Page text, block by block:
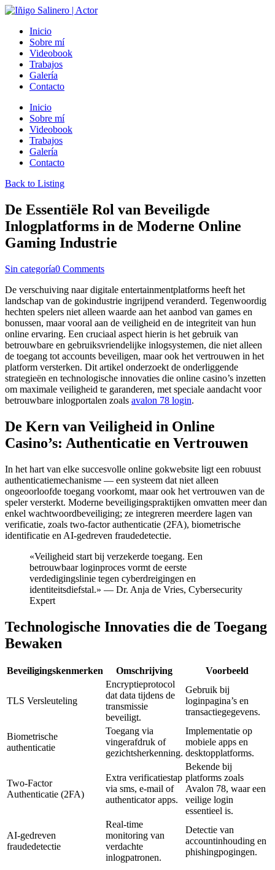
Inicio
Sobre mí
Videobook
Trabajos
Galería
Contacto
Inicio
Sobre mí
Videobook
Trabajos
Galería
Contacto
Back to Listing
De Essentiële Rol van Beveiligde
Inlogplatforms in de Moderne Online
Gaming Industrie
Sin categoría0 Comments
De verschuiving naar digitale entertainmentplatforms heeft het
landschap van de gokindustrie ingrijpend veranderd. Tegenwoordig
hechten spelers niet alleen waarde aan het aanbod van games en
bonussen, maar vooral aan de veiligheid en de integriteit van hun
online ervaring. Een cruciaal aspect hierin is het gebruik van
betrouwbare en gebruiksvriendelijke inlogsystemen, die niet alleen
de toegang tot accounts beveiligen, maar ook het vertrouwen in het
platform versterken. Dit artikel onderzoekt de onderliggende
strategieën en technologische innovaties die online casino’s inzetten
om maximale veiligheid te garanderen, met speciale aandacht voor
betrouwbare inlogportalen zoals avalon 78 login.
De Kern van Veiligheid in Online
Casino’s: Authenticatie en Vertrouwen
In het hart van elke succesvolle online gokwebsite ligt een robuust
authenticatiemechanisme — een systeem dat niet alleen
ongeoorloofde toegang voorkomt, maar ook het vertrouwen van de
speler versterkt. Moderne beveiligingspraktijken omvatten meer dan
enkel wachtwoordbeveiliging; ze integreren meerdere lagen van
verificatie, zoals two-factor authenticatie (2FA), biometrische
identificatie en AI-gedreven fraudedetectie.
«Veiligheid start bij verzekerde toegang. Een
betrouwbaar loginproces vormt de eerste
verdedigingslinie tegen cyberdreigingen en
identiteitsdiefstal.» — Dr. Anja de Vries, Cybersecurity
Expert
Technologische Innovaties die de Toegang
Bewaken
Beveiligingskenmerken Omschrijving Voorbeeld
TLS Versleuteling
Encryptieprotocol
dat data tijdens de
transmissie
beveiligt.
Gebruik bij
loginpagina’s en
transactiegegevens.
Biometrische
authenticatie
Toegang via
vingerafdruk of
gezichtsherkenning.
Implementatie op
mobiele apps en
desktopplatforms.
Two-Factor
Authenticatie (2FA)
Extra verificatiestap
via sms, e-mail of
authenticator apps.
Bekende bij
platforms zoals
Avalon 78, waar een
veilige login
essentieel is.
AI-gedreven
fraudedetectie
Real-time
monitoring van
verdachte
inlogpatronen.
Detectie van
accountinhouding en
phishingpogingen.